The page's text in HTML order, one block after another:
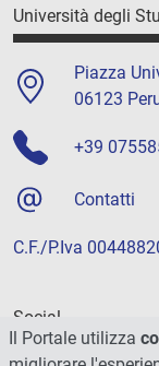
Università degli
Piazza
06123
+39
Contatti
C.F./P.Iva
Social
Il Portale utilizza